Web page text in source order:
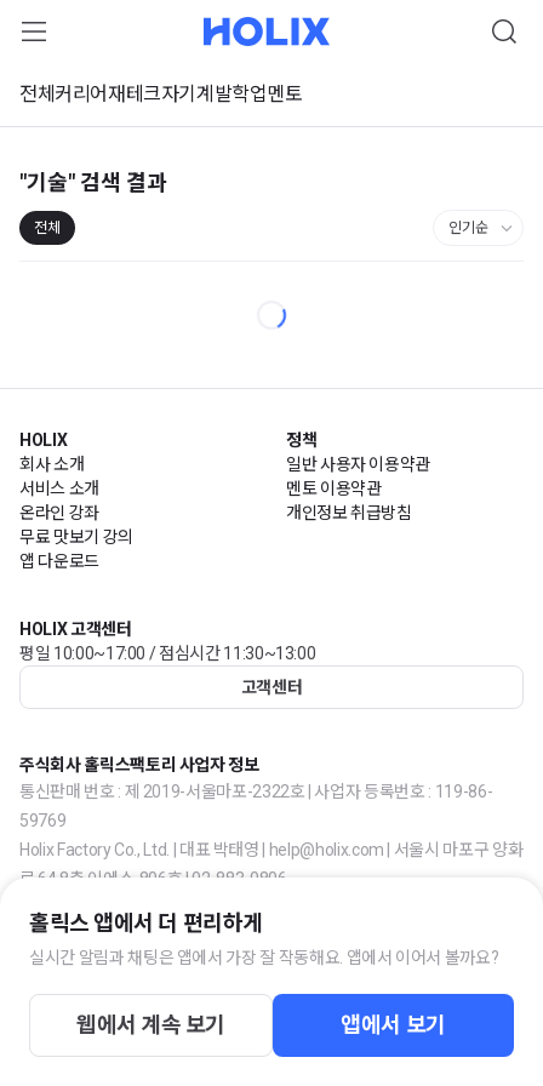
전체 커리어재테크자기계발학업멘토
"기술" 검색 결과
전체
HOLIX
회사 소개
서비스 소개
온라인 강좌
무료 맛보기 강의
앱 다운로드
정책
일반 사용자 이용약관
멘토 이용약관
개인정보 취급방침
HOLIX 고객센터
평일 10:00~17:00 / 점심시간 11:30~13:00
고객센터
주식회사 홀릭스팩토리 사업자 정보
통신판매 번호 : 제 2019-서울마포-2322호 | 사업자 등록번호 : 119-86-
59769
Holix Factory Co., Ltd. | 대표 박태영 | help@holix.com | 서울시 마포구 양화
로 64 8층 이에스-806호 | 02-883-0806
홀릭스 앱에서 더 편리하게
실시간 알림과 채팅은 앱에서 가장 잘 작동해요. 앱에서 이어서 볼까요?
웹에서 계속 보기 앱에서 보기